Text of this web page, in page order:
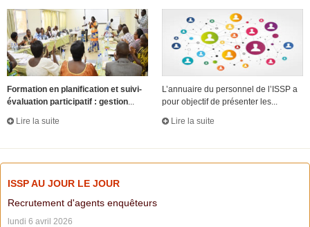
Formation en planification et suivi-
évaluation participatif : gestion...
Lire la suite
L’annuaire du personnel de l’ISSP a
pour objectif de présenter les...
Lire la suite
ISSP AU JOUR LE JOUR
Recrutement d'agents enquêteurs
lundi 6 avril 2026